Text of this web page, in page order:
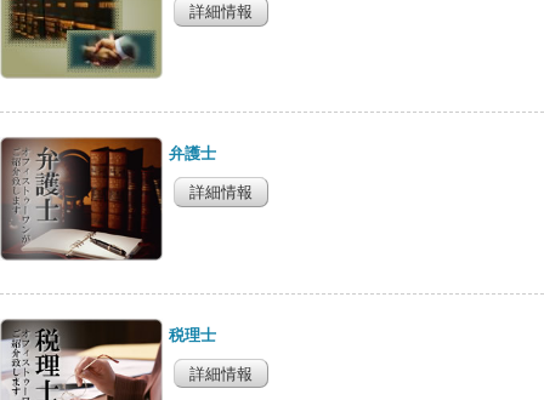
詳細情報
弁護士
詳細情報
税理士
詳細情報